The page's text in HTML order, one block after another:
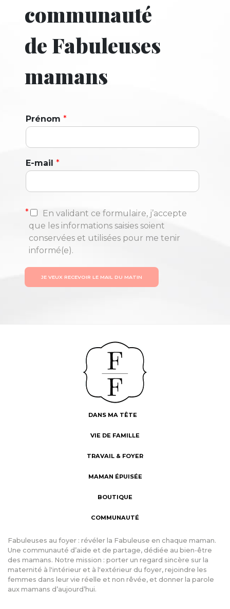
communauté
de Fabuleuses
mamans
Prénom *
E-mail *
*
En validant ce formulaire, j’accepte
que les informations saisies soient
conservées et utilisées pour me tenir
informé(e).
JE VEUX RECEVOIR LE MAIL DU MATIN
DANS MA TÊTE
VIE DE FAMILLE
TRAVAIL & FOYER
MAMAN ÉPUISÉE
BOUTIQUE
COMMUNAUTÉ
Fabuleuses au foyer : révéler la Fabuleuse en chaque maman.
Une communauté d’aide et de partage, dédiée au bien-être
des mamans. Notre mission : porter un regard sincère sur la
maternité à l'intérieur et à l'extérieur du foyer, rejoindre les
femmes dans leur vie réelle et non rêvée, et donner la parole
aux mamans d’aujourd’hui.